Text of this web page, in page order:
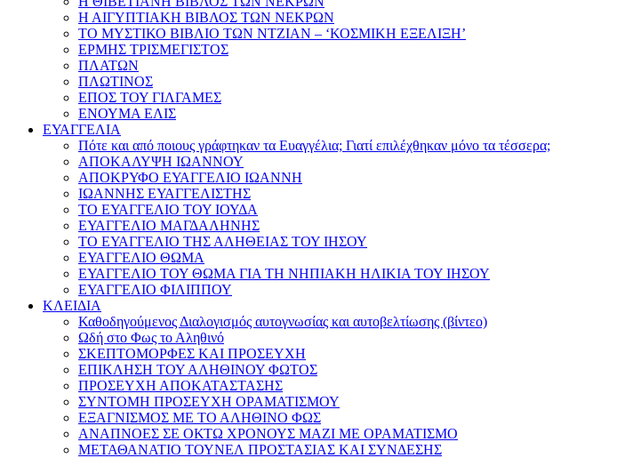
Η ΑΙΓΥΠΤΙΑΚΗ ΒΙΒΛΟΣ ΤΩΝ ΝΕΚΡΩΝ
ΤΟ ΜΥΣΤΙΚΟ ΒΙΒΛΙΟ ΤΩΝ ΝΤΖΙΑΝ – ‘ΚΟΣΜΙΚΗ ΕΞΕΛΙΞΗ’
ΕΡΜΗΣ ΤΡΙΣΜΕΓΙΣΤΟΣ
ΠΛΑΤΩΝ
ΠΛΩΤΙΝΟΣ
ΕΠΟΣ ΤΟΥ ΓΙΛΓΑΜΕΣ
ΕΝΟΥΜΑ ΕΛΙΣ
ΕΥΑΓΓΕΛΙΑ
Πότε και από ποιους γράφτηκαν τα Ευαγγέλια; Γιατί επιλέχθηκαν μόνο τα τέσσερα;
ΑΠΟΚΑΛΥΨΗ ΙΩΑΝΝΟΥ
ΑΠΟΚΡΥΦΟ ΕΥΑΓΓΕΛΙΟ ΙΩΑΝΝΗ
ΙΩΑΝΝΗΣ ΕΥΑΓΓΕΛΙΣΤΗΣ
ΤΟ ΕΥΑΓΓΕΛΙΟ ΤΟΥ ΙΟΥΔΑ
ΕΥΑΓΓΕΛΙΟ ΜΑΓΔΑΛΗΝΗΣ
ΤΟ ΕΥΑΓΓΕΛΙΟ ΤΗΣ ΑΛΗΘΕΙΑΣ ΤΟΥ ΙΗΣΟΥ
ΕΥΑΓΓΕΛΙΟ ΘΩΜΑ
ΕΥΑΓΓΕΛΙΟ ΤΟΥ ΘΩΜΑ ΓΙΑ ΤΗ ΝΗΠΙΑΚΗ ΗΛΙΚΙΑ ΤΟΥ ΙΗΣΟΥ
ΕΥΑΓΓΕΛΙΟ ΦΙΛΙΠΠΟΥ
ΚΛΕΙΔΙΑ
Καθοδηγούμενος Διαλογισμός αυτογνωσίας και αυτοβελτίωσης (βίντεο)
Ωδή στο Φως το Αληθινό
ΣΚΕΠΤΟΜΟΡΦΕΣ ΚΑΙ ΠΡΟΣΕΥΧΗ
ΕΠΙΚΛΗΣΗ ΤΟΥ ΑΛΗΘΙΝΟΥ ΦΩΤΟΣ
ΠΡΟΣΕΥΧΗ ΑΠΟΚΑΤΑΣΤΑΣΗΣ
ΣΥΝΤΟΜΗ ΠΡΟΣΕΥΧΗ ΟΡΑΜΑΤΙΣΜΟΥ
ΕΞΑΓΝΙΣΜΟΣ ΜΕ ΤΟ ΑΛΗΘΙΝΟ ΦΩΣ
ΑΝΑΠΝΟΕΣ ΣΕ ΟΚΤΩ ΧΡΟΝΟΥΣ ΜΑΖΙ ΜΕ ΟΡΑΜΑΤΙΣΜΟ
ΜΕΤΑΘΑΝΑΤΙΟ ΤΟΥΝΕΛ ΠΡΟΣΤΑΣΙΑΣ ΚΑΙ ΣΥΝΔΕΣΗΣ